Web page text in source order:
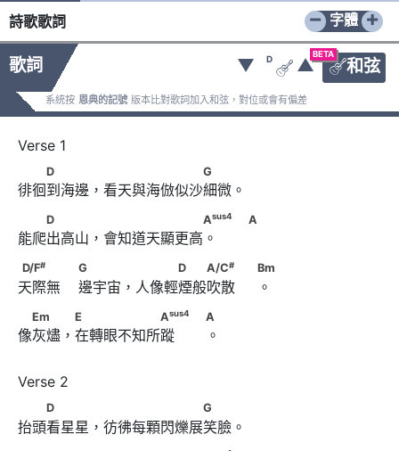
詩歌歌詞 − +
字體
歌詞
BETA
和弦
▼ D
 ▲
系統按 恩典的記號 版本比對歌詞加入和弦，對位或會有偏差
D　　　 　　　　　　　G
D G
徘徊到海邊，看天與海倣似沙細微。
D
Asus4 A
D Asus4 A
能爬出高山，會知道天顯更高。
D/F#
G　　　 　　　D
A/C# Bm
D/F# G D A/C# Bm
天際無    邊宇宙，人像輕煙般吹散     。
Em　　 E　　　　　　A
4
A
Em E Asus4 A
像灰燼，在轉眼不知所蹤       。
D　　　 　　　　　　　G
D G
抬頭看星星，彷彿每顆閃爍展笑臉。